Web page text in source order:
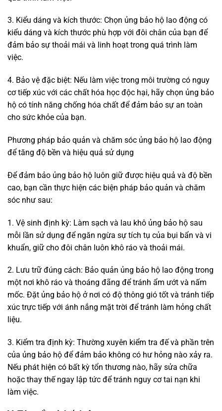
3. Kiểu dáng và kích thước: Chọn ủng bảo hộ lao động có
kiểu dáng và kích thước phù hợp với đôi chân của bạn để
đảm bảo sự thoải mái và linh hoạt trong quá trình làm
việc.
4. Bảo vệ đặc biệt: Nếu làm việc trong môi trường có nguy
cơ tiếp xúc với các chất hóa học độc hại, hãy chọn ủng bảo
hộ có tính năng chống hóa chất để đảm bảo sự an toàn
cho sức khỏe của bạn.
Phương pháp bảo quản và chăm sóc ủng bảo hộ lao động
để tăng độ bền và hiệu quả sử dụng
Để đảm bảo ủng bảo hộ luôn giữ được hiệu quả và độ bền
cao, bạn cần thực hiện các biện pháp bảo quản và chăm
sóc như sau:
1. Vệ sinh định kỳ: Làm sạch và lau khô ủng bảo hộ sau
mỗi lần sử dụng để ngăn ngừa sự tích tụ của bụi bẩn và vi
khuẩn, giữ cho đôi chân luôn khô ráo và thoải mái.
2. Lưu trữ đúng cách: Bảo quản ủng bảo hộ lao động trong
một nơi khô ráo và thoáng đãng để tránh ẩm ướt và nấm
mốc. Đặt ủng bảo hộ ở nơi có độ thông gió tốt và tránh tiếp
xúc trực tiếp với ánh nắng mặt trời để tránh làm hỏng chất
liệu.
3. Kiểm tra định kỳ: Thường xuyên kiểm tra đế và phần trên
của ủng bảo hộ để đảm bảo không có hư hỏng nào xảy ra.
Nếu phát hiện có bất kỳ tổn thương nào, hãy sửa chữa
hoặc thay thế ngay lập tức để tránh nguy cơ tai nạn khi
làm việc.